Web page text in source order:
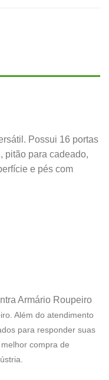
Possui 16 portas
pitão para cadeado,
e pés com
Armário Roupeiro
Além do atendimento
para responder suas
compra de